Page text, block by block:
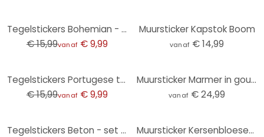
Tegelstickers Bohemian - set van 12
€ 15,99vanaf € 9,99
Muursticker Kapstok Boom
vanaf € 14,99
Tegelstickers Portugese tegeltjes - set van 12
€ 15,99vanaf € 9,99
Muursticker Marmer in goudgroen - Haase
vanaf € 24,99
Tegelstickers Beton - set van 12
Muursticker Kersenbloesem & Vlinders